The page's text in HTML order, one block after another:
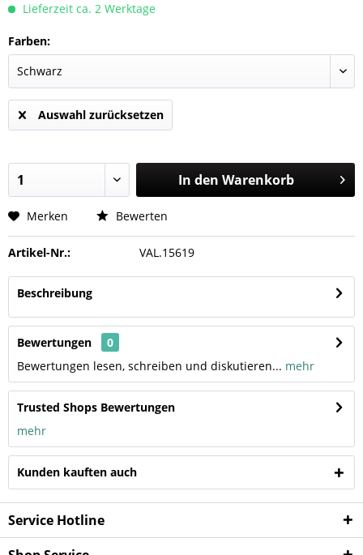
Lieferzeit ca. 2 Werktage
Farben:
Auswahl zurücksetzen
In den Warenkorb
Merken Bewerten
Artikel-Nr.: VAL.15619
Beschreibung
Bewertungen
0
Bewertungen lesen, schreiben und diskutieren... mehr
Trusted Shops Bewertungen
mehr
Kunden kauften auch
Service Hotline